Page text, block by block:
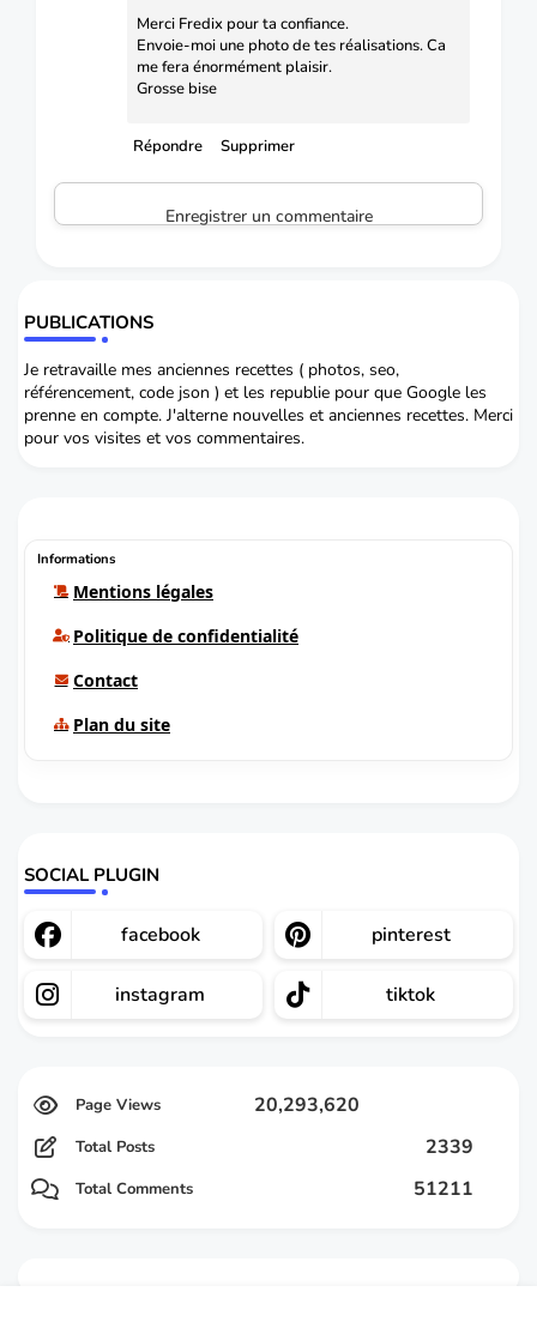
Merci Fredix pour ta confiance.
Envoie-moi une photo de tes réalisations. Ca
me fera énormément plaisir.
Grosse bise
Répondre Supprimer
Enregistrer un commentaire
PUBLICATIONS
Je retravaille mes anciennes recettes ( photos, seo,
référencement, code json ) et les republie pour que Google les
prenne en compte. J'alterne nouvelles et anciennes recettes. Merci
pour vos visites et vos commentaires.
Informations
Mentions légales
Politique de confidentialité
Contact
Plan du site
SOCIAL PLUGIN
facebook pinterest
instagram tiktok
20,293,620
Total Posts 2339
Total Comments 51211